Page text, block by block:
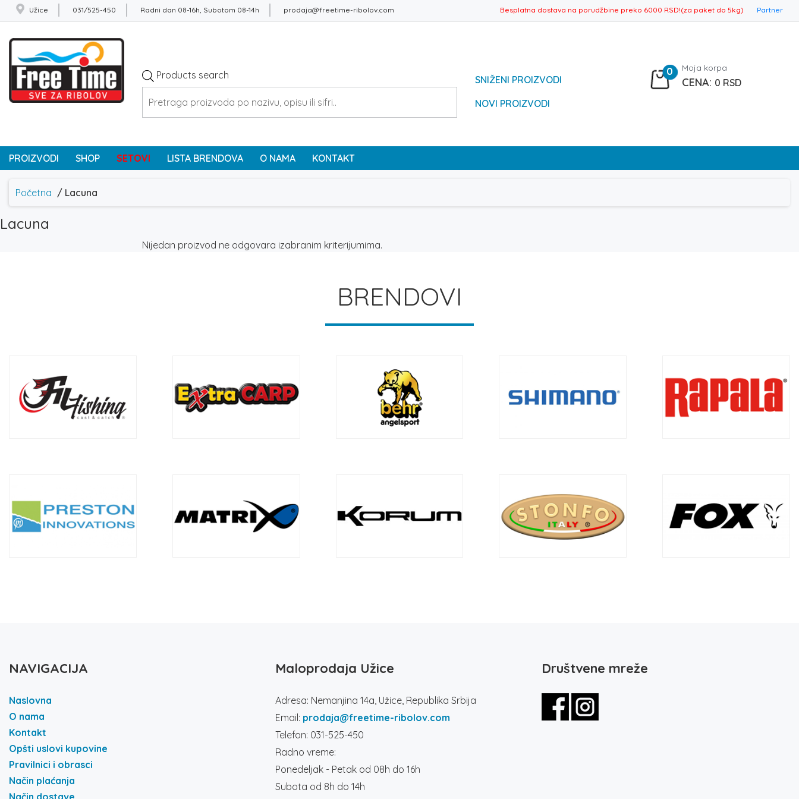
Užice 031/525-450 Radni dan 08-16h, Subotom 08-14h prodaja@freetime-ribolov.com Besplatna dostava na porudžbine preko 6000 RSD!(za paket do 5kg) Partner
Products search
SNIŽENI PROIZVODI
NOVI PROIZVODI
0 Moja korpa
0 RSD
PROIZVODI SHOP SETOVI LISTA BRENDOVA O NAMA KONTAKT
Početna / Lacuna
Lacuna
Nijedan proizvod ne odgovara izabranim kriterijumima.
BRENDOVI
NAVIGACIJA
Naslovna
O nama
Kontakt
Opšti uslovi kupovine
Pravilnici i obrasci
Način plaćanja
Način dostave
Maloprodaja Užice
Adresa: Nemanjina 14a, Užice, Republika Srbija
Email: prodaja@freetime-ribolov.com
Telefon: 031-525-450
Radno vreme:
Ponedeljak - Petak od 08h do 16h
Subota od 8h do 14h
Društvene mreže